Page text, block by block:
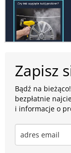
Zapisz
Bądź na
bezpłatnie
i informacje o